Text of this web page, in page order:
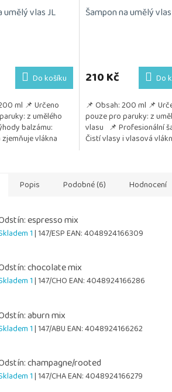
umělý vlas JL
Do košíku
ml 📌 Určeno
z umělého
balzámu:
zjemňuje vlákna
Šampon na umělý
210 Kč Do
📌 Obsah: 200 ml 📌
pouze pro paruky: z
vlasu 📌 Profesionální
Čistí vlasy i vlasová
Popis Podobné (6) Hodnocení
espresso mix
1| 147/ESPEAN:4048924166309
chocolate mix
1| 147/CHOEAN:4048924166286
aburn mix
1| 147/ABUEAN:4048924166262
champagne/rooted
1| 147/CHAEAN:4048924166279